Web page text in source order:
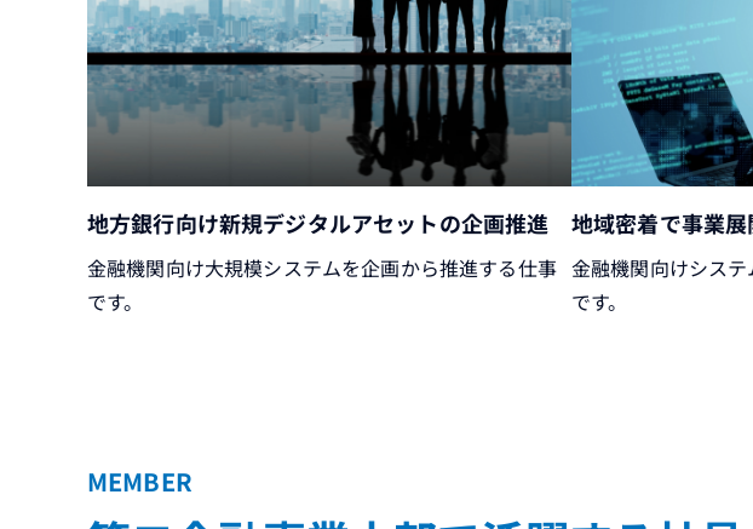
地方銀行向け新規デジタルアセットの企画推進
金融機関向け大規模システムを企画から推進する仕事
です。
地域密着で事業
金融機関向けシス
です。
MEMBER